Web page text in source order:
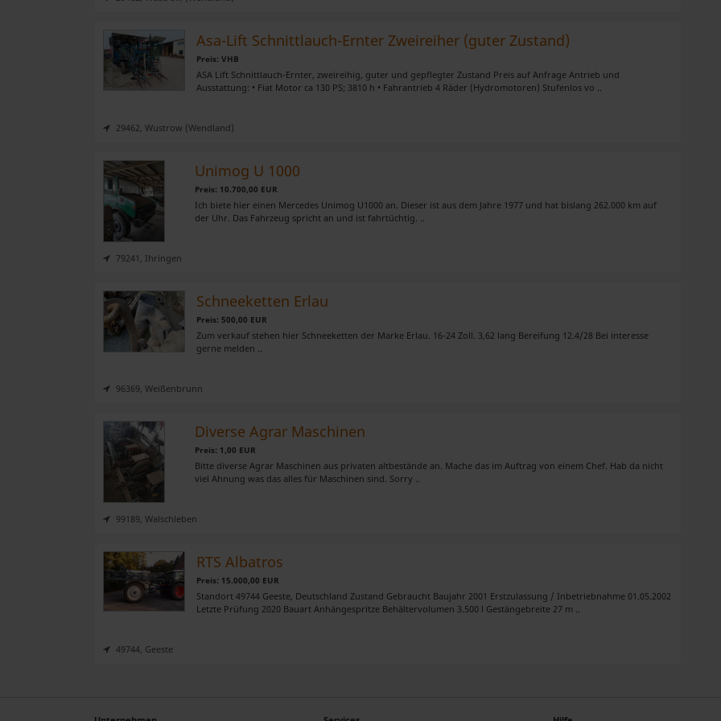
Asa-Lift Schnittlauch-Ernter Zweireiher (guter Zustand)
Preis: VHB
ASA Lift Schnittlauch-Ernter, zweireihig, guter und gepflegter Zustand Preis auf Anfrage Antrieb und
Ausstattung: • Fiat Motor ca 130 PS; 3810 h • Fahrantrieb 4 Räder (Hydromotoren) Stufenlos vo ..
29462, Wustrow (Wendland)
Unimog U 1000
Preis: 10.700,00 EUR
Ich biete hier einen Mercedes Unimog U1000 an. Dieser ist aus dem Jahre 1977 und hat bislang 262.000 km auf
der Uhr. Das Fahrzeug spricht an und ist fahrtüchtig. ..
79241, Ihringen
Schneeketten Erlau
Preis: 500,00 EUR
Zum verkauf stehen hier Schneeketten der Marke Erlau. 16-24 Zoll. 3,62 lang Bereifung 12.4/28 Bei interesse
gerne melden ..
96369, Weißenbrunn
Diverse Agrar Maschinen
Preis: 1,00 EUR
Bitte diverse Agrar Maschinen aus privaten altbestände an. Mache das im Auftrag von einem Chef. Hab da nicht
viel Ahnung was das alles für Maschinen sind. Sorry ..
99189, Walschleben
RTS Albatros
Preis: 15.000,00 EUR
Standort 49744 Geeste, Deutschland Zustand Gebraucht Baujahr 2001 Erstzulassung / Inbetriebnahme 01.05.2002
Letzte Prüfung 2020 Bauart Anhängespritze Behältervolumen 3.500 l Gestängebreite 27 m ..
49744, Geeste